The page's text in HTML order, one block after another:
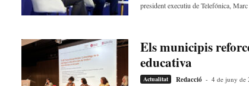
president executiu de Telefónica,
Els municipis
educativa
Actualitat Redacció - 4 de juny de